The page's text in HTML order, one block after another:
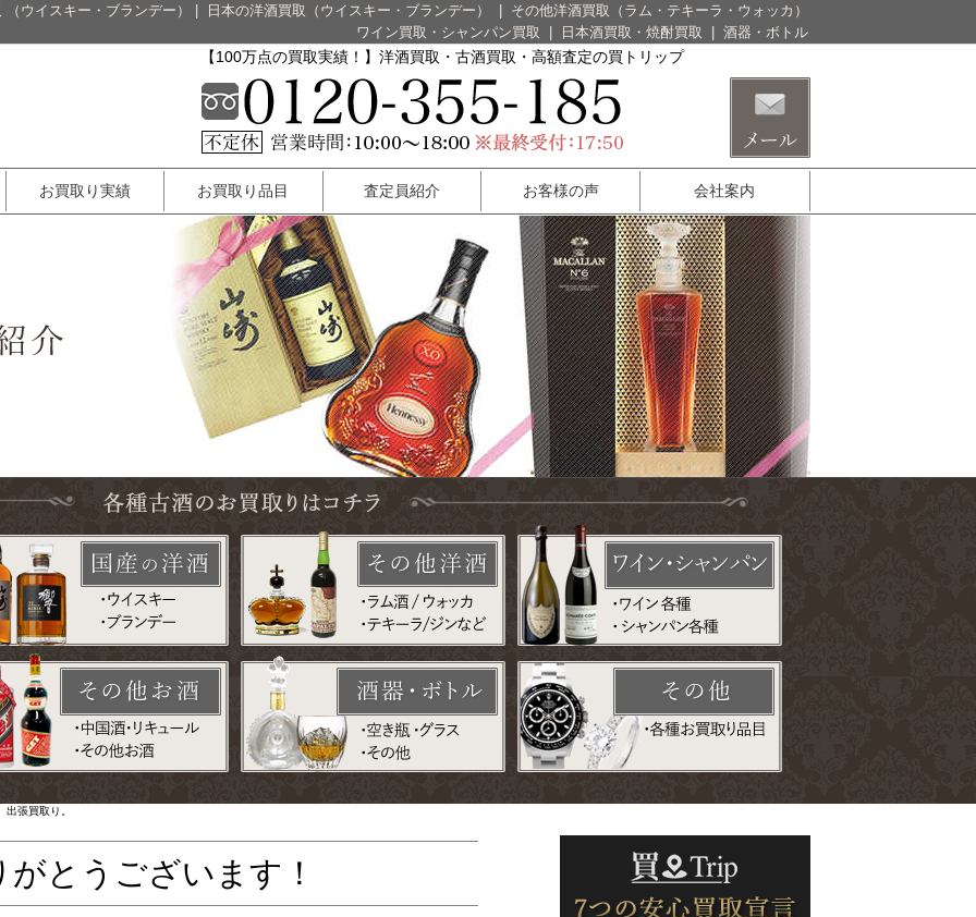
ウイスキー・ブランデー） 日本の洋酒買取（ウイスキー・ブランデー）
その他洋酒買取（ラム・テキーラ・ウォッカ）
ワイン買取・シャンパン買取
日本酒買取・焼酎買取 酒器・ボトル
【100万点の買取実績！】洋酒買取・古酒買取・高額査定の買トリップ
お買取り実績 お買取り品目 査定員紹介 お客様の声 会社案内
張買取り。
とうございます！